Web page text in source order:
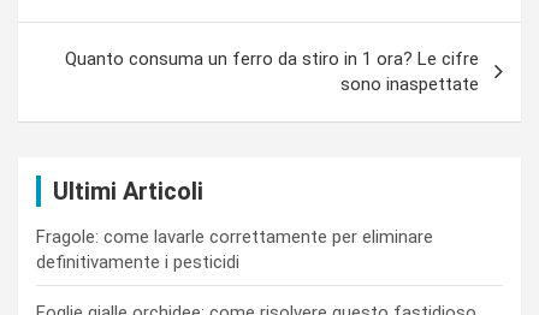
Quanto consuma un ferro da stiro in 1 ora? Le cifre
sono inaspettate
Ultimi Articoli
Fragole: come lavarle correttamente per eliminare
definitivamente i pesticidi